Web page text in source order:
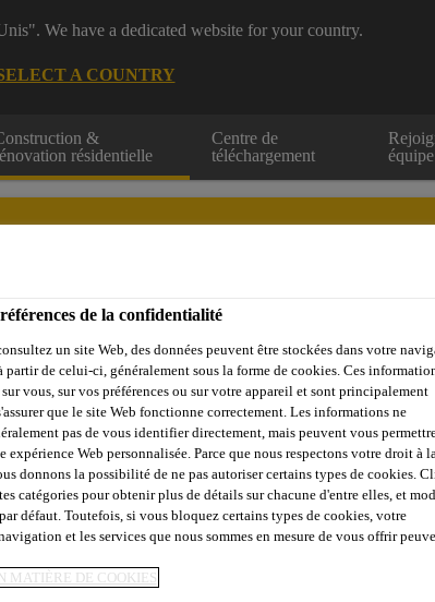
We have a dedicated website for your country.
A COUNTRY
&
résidentielle
Centre de
téléchargement
équipe
Centre de ressources Trouver un distributeur
Bétons, mortiers et produits de maçonnerie
Sakrete Rapid
SAKRETE RAPID POST est un mélange de béton à
de la confidentialité
un site Web, des données peuvent être stockées dans votre
partir de celui-ci, généralement sous la forme de cookies. Ces
vous, sur vos préférences ou sur votre appareil et sont principalement
que le site Web fonctionne correctement. Les informations ne
pas de vous identifier directement, mais peuvent vous
expérience Web personnalisée. Parce que nous respectons votre droit à
donnons la possibilité de ne pas autoriser certains types de cookies.
catégories pour obtenir plus de détails sur chacune d'entre elles, et
défaut. Toutefois, si vous bloquez certains types de cookies, votre
et les services que nous sommes en mesure de vous offrir
MATIÈRE DE COOKIES